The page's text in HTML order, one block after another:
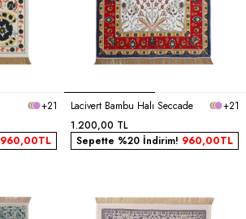
+21
960,00TL
Lacivert Bambu Halı Seccade
+21
1.200,00 TL
Sepette %20 İndirim! 960,00TL